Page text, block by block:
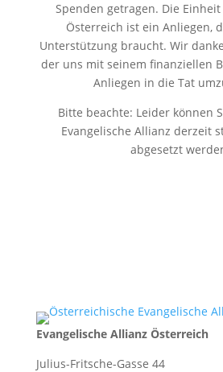
Spenden getragen. Die
Österreich ist ein Anliegen,
Unterstützung braucht. Wir
der uns mit seinem finanziellen
Anliegen in die Tat
Bitte beachte: Leider können
Evangelische Allianz derzeit
abgesetzt
Evangelische Allianz Österreich
Julius-Fritsche-Gasse 44